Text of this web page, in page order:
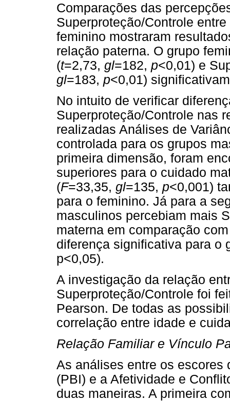
Comparações das
Superproteção/Controle
feminino mostraram
relação paterna. O grupo
(t=2,73, gl=182, p<0,01) e
gl=183, p<0,01)
No intuito de verificar
Superproteção/Controle nas
realizadas Análises de
controlada para os grupos
primeira dimensão, foram
superiores para o cuidado
(F=33,35, gl=135, p<0,001)
para o feminino. Já para a
masculinos percebiam mais
materna em comparação
diferença significativa para o
p<0,05).
A investigação da relação
Superproteção/Controle foi
Pearson. De todas as
correlação entre idade e
Relação Familiar e Vínculo
As análises entre os escores
(PBI) e a Afetividade e
duas maneiras. A primeira